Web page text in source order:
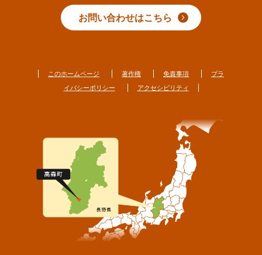
お問い合わせはこちら
このホームページ 著作権 免責事項
プラ
イバシーポリシー
アクセシビリティ